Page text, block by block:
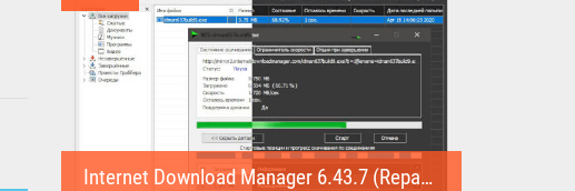
Internet Download Manager 6.43.7 (Repack)